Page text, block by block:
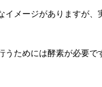
イメージがありますが
うためには酵素が必要で